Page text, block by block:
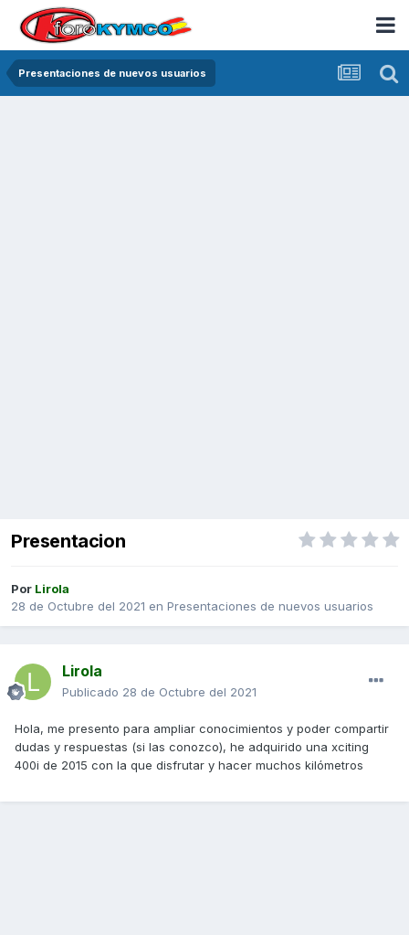
Presentaciones de nuevos usuarios
Presentacion
Por Lirola
28 de Octubre del 2021 en Presentaciones de nuevos usuarios
Lirola
Publicado 28 de Octubre del 2021
Hola, me presento para ampliar conocimientos y poder compartir
dudas y respuestas (si las conozco), he adquirido una xciting
400i de 2015 con la que disfrutar y hacer muchos kilómetros